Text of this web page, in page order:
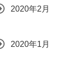
2020年2月
2020年1月